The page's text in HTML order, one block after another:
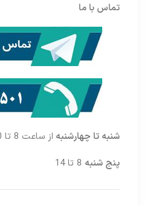
تماس با ما
شنبه تا چهارشنبه از ساعت 8 تا 16:30
پنج شنبه